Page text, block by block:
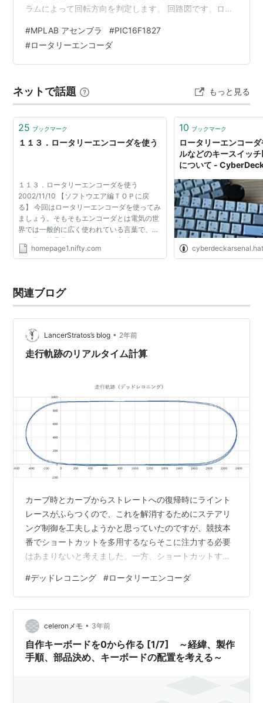
ラムによって回転方向を判定します。 回路図です。ロー
とRB4はウィークプルアップし、プルアップ抵抗は省略
します。 回転方向の判定結果は、FT-234を介してシリア
ル通信でパソコンに送り、TeraTermでR(時計回り)または
は、ICSPで行いま…
#MPLAB アセンブラ #PIC16F1827
#ロータリーエンコーダ
ネットで話題 もっと見る
25 ブックマーク
１１３．ロータリーエンコーダを使う
１１３．ロータリーエンコーダを使う
2002/11/10 【ソフトウエア編ＴＯＰに戻
る】 今回はロータリーエンコーダを使ってみ
ましょう。そもそもエンコーダとは電気の世
界では一般的に広く使われている言葉で、コ
ード化（符号化）するといった意味になるか
と思います。逆にコード化した信号を元に戻
homepage1.nifty.com
10 ブックマーク
ロータリーエンコー
ルなどのキースイッ
について -
関連ブログ
LancerStratos’s blog • 2年前
走行軌跡のリアルタイム計算
カーブ時とカーブからストレートへの復帰時にライント
レースがふらつくので、これを解消するためにステアリ
ング制御を工夫しようかと思っていたのですが、競技本
番でショートカットを多用するならそこに注力する必要
はあまりないと考えました。一方、ショートカットする
の作業をしました。 ＳＩＮやＣＯＳといった三角関数、
浮動小数点演算を含む軌跡計算プログラムを追加実装
し、計算が間に合うのかを確認しました。計算時間は計
測していませんが、10msec周期で計算できているようで
す。コンピューターって凄いなぁと改めて思います。そ
の軌跡をプロットしたのが下です。 低速走行時…
#デッドレコニング #ロータリーエンコーダ
celeronメモ • 3年前
自作キーボードを0から作る [1/7] ～経緯、製作
手順、部品決め、キーボードの配置を考える～